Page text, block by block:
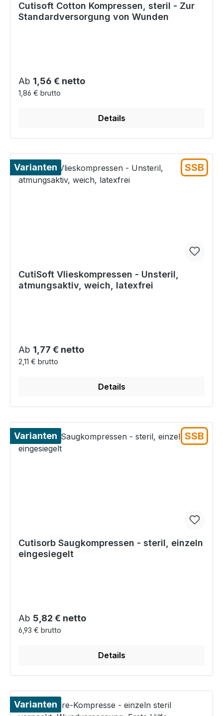
Cutisoft Cotton Kompressen, steril - Zur
Standardversorgung von Wunden
Regulärer Preis:
Ab 1,56 € netto
1,86 € brutto
Details
Varianten SSB
CutiSoft Vlieskompressen - Unsteril,
atmungsaktiv, weich, latexfrei
Regulärer Preis:
Ab 1,77 € netto
2,11 € brutto
Details
Varianten SSB
Cutisorb Saugkompressen - steril, einzeln
eingesiegelt
Regulärer Preis:
Ab 5,82 € netto
6,93 € brutto
Details
Varianten